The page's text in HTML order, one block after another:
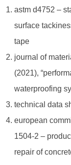
astm d4752 –
surface
tape
journal of
(2021),
waterproofing
technical data
european
1504-2 –
repair of